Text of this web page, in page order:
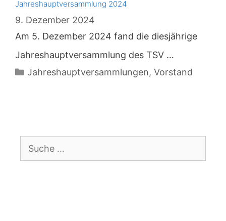
Jahreshauptversammlung 2024
9. Dezember 2024
Am 5. Dezember 2024 fand die diesjährige
Jahreshauptversammlung des TSV …
Kategorien
Jahreshauptversammlungen, Vorstand
Suche
nach: